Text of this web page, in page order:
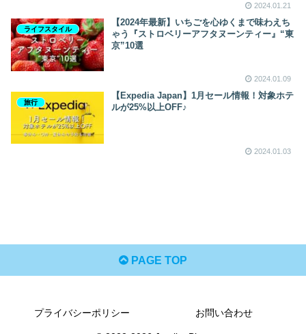
2024.01.21
ライフスタイル
【2024年最新】いちごを心ゆくまで味わえち
ゃう『ストロベリーアフタヌーンティー』“東
京”10選
2024.01.09
旅行
【Expedia Japan】1月セール情報！対象ホテ
ルが25%以上OFF♪
2024.01.03
PAGE TOP
プライバシーポリシー お問い合わせ